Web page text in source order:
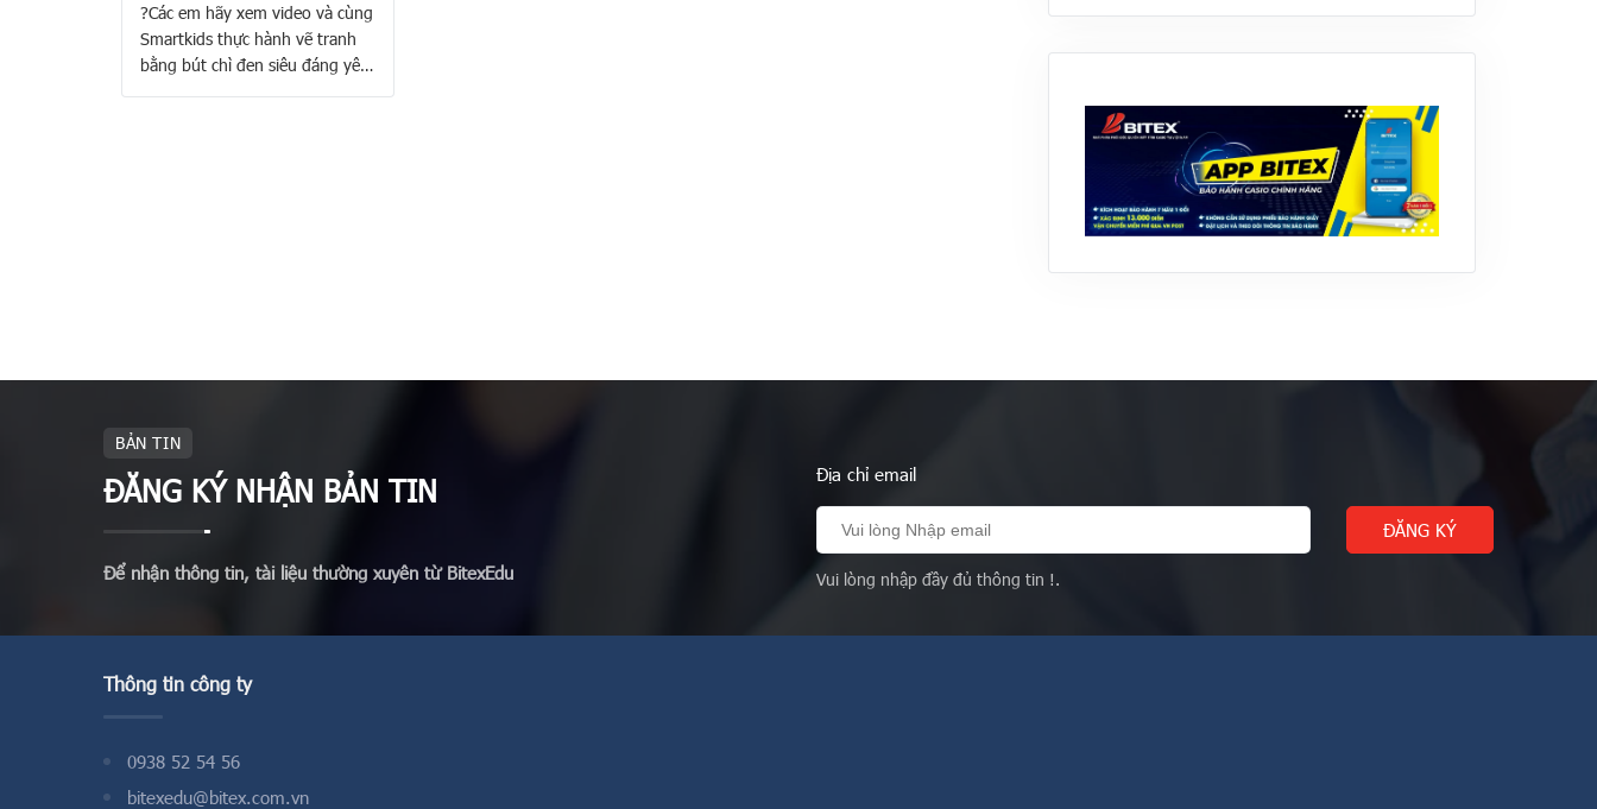
?Các em hãy xem video và cùng
Smartkids thực hành vẽ tranh
bằng bút chì đen siêu đáng yêu
BẢN TIN
ĐĂNG KÝ NHẬN BẢN TIN
Để nhận thông tin, tài liệu thường xuyên từ BitexEdu
Địa chỉ email
Vui lòng nhập đầy đủ thông tin !.
Thông tin công ty
0938 52 54 56
bitexedu@bitex.com.vn